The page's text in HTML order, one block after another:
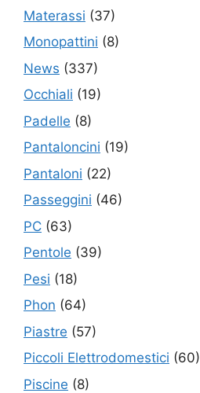
Materassi (37)
Monopattini (8)
News (337)
Occhiali (19)
Padelle (8)
Pantaloncini (19)
Pantaloni (22)
Passeggini (46)
PC (63)
Pentole (39)
Pesi (18)
Phon (64)
Piastre (57)
Piccoli Elettrodomestici (60)
Piscine (8)